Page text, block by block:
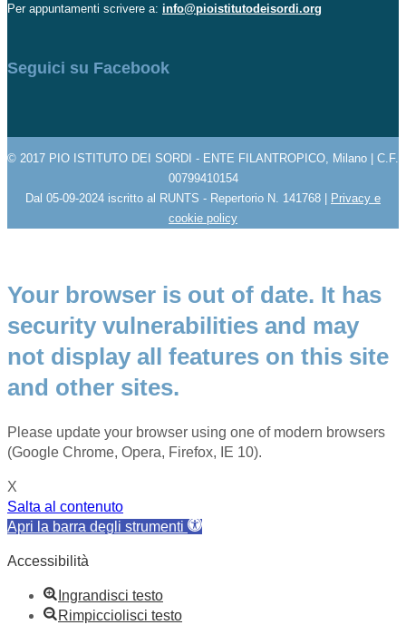
Per appuntamenti scrivere a: info@pioistitutodeisordi.org
Seguici su Facebook
© 2017 PIO ISTITUTO DEI SORDI - ENTE FILANTROPICO, Milano | C.F.
00799410154
Dal 05-09-2024 iscritto al RUNTS - Repertorio N. 141768 | Privacy e
cookie policy
Your browser is out of date. It has
security vulnerabilities and may
not display all features on this site
and other sites.
Please update your browser using one of modern browsers
(Google Chrome, Opera, Firefox, IE 10).
X
Salta al contenuto
Apri la barra degli strumenti
Accessibilità
Ingrandisci testo
Rimpicciolisci testo